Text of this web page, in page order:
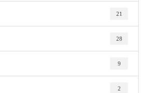
21
28
9
2